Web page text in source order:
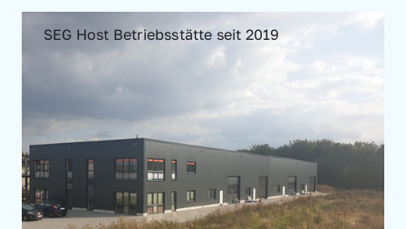
SEG Host Betriebsstätte seit 2019